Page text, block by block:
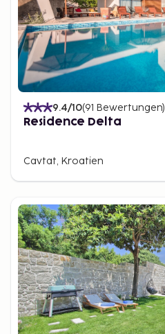
9.4/10(91 Bewertungen)
Residence Delta
Cavtat, Kroatien